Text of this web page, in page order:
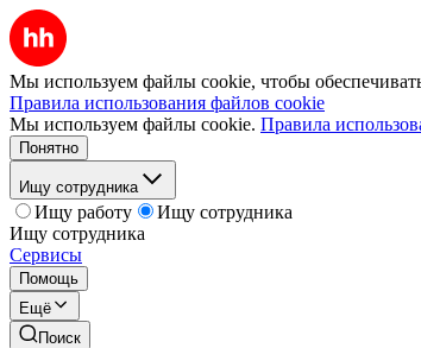
Мы используем файлы cookie, чтобы
Правила использования файлов cookie
Мы используем файлы cookie. Правила
Понятно
Ищу сотрудника
Ищу работу
Ищу сотрудника
Ищу сотрудника
Сервисы
Помощь
Ещё
Поиск